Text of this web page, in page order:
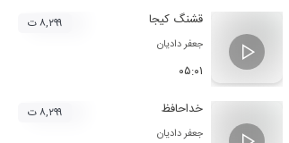
قشنگ کیجا
جعفر دادیان
۰۵:۰۱
۸,۲۹۹ ت
خداحافظ
جعفر دادیان
۸,۲۹۹ ت